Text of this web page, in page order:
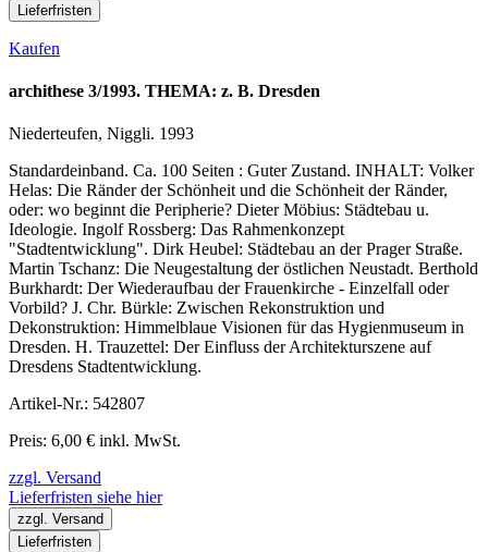
Lieferfristen
Kaufen
archithese 3/1993. THEMA: z. B. Dresden
Niederteufen, Niggli. 1993
Standardeinband. Ca. 100 Seiten : Guter Zustand. INHALT: Volker
Helas: Die Ränder der Schönheit und die Schönheit der Ränder,
oder: wo beginnt die Peripherie? Dieter Möbius: Städtebau u.
Ideologie. Ingolf Rossberg: Das Rahmenkonzept
"Stadtentwicklung". Dirk Heubel: Städtebau an der Prager Straße.
Martin Tschanz: Die Neugestaltung der östlichen Neustadt. Berthold
Burkhardt: Der Wiederaufbau der Frauenkirche - Einzelfall oder
Vorbild? J. Chr. Bürkle: Zwischen Rekonstruktion und
Dekonstruktion: Himmelblaue Visionen für das Hygienmuseum in
Dresden. H. Trauzettel: Der Einfluss der Architekturszene auf
Dresdens Stadtentwicklung.
Artikel-Nr.: 542807
Preis: 6,00 € inkl. MwSt.
zzgl. Versand
Lieferfristen siehe hier
zzgl. Versand
Lieferfristen